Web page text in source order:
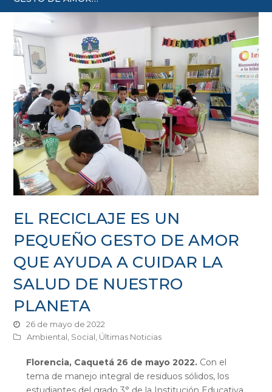
EL RECICLAJE ES UN
PEQUEÑO GESTO DE AMOR
QUE AYUDA A CUIDAR LA
SALUD DE NUESTRO
PLANETA
26 de mayo de 2022
Ambiental, Social, Últimas Noticias
Florencia, Caquetá 26 de mayo 2022.Con el
tema de manejo integral de residuos sólidos, los